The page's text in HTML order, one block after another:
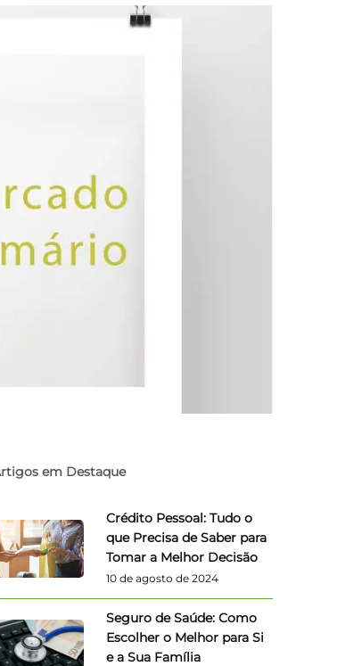
em Destaque
Crédito Pessoal: Tudo o
que Precisa de Saber para
Tomar a Melhor Decisão
10 de agosto de 2024
Seguro de Saúde: Como
Escolher o Melhor para Si
e a Sua Família